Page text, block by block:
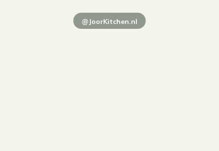
@JoorKitchen.nl